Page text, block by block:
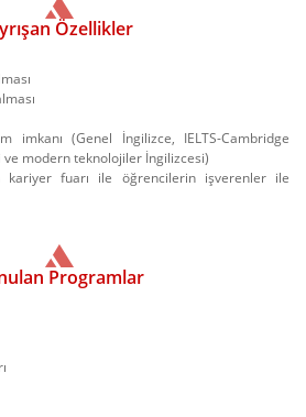
Özellikler
imkanı (Genel İngilizce, IELTS-Cambridge
ve modern teknolojiler İngilizcesi)
kariyer fuarı ile öğrencilerin işverenler ile
Programlar